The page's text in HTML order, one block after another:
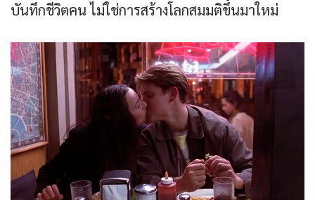
บันทึกชีวิตคน ไม่ใช่การสร้างโลกสมมติขึ้นมาใหม่